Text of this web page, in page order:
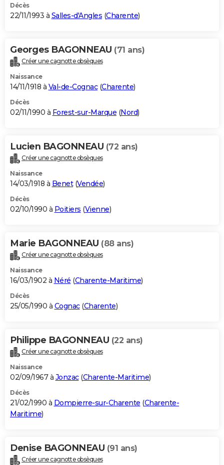
Décès
22/11/1993 à Salles-d'Angles (Charente)
Georges BAGONNEAU (71 ans)
Créer une cagnotte obsèques
Naissance
14/11/1918 à Val-de-Cognac(Charente)
Décès
02/11/1990 à Forest-sur-Marque (Nord)
Lucien BAGONNEAU (72 ans)
Créer une cagnotte obsèques
Naissance
14/03/1918 à Benet(Vendée)
Décès
02/10/1990 à Poitiers (Vienne)
Marie BAGONNEAU (88 ans)
Créer une cagnotte obsèques
Naissance
16/03/1902 à Néré (Charente-Maritime)
Décès
25/05/1990 à Cognac(Charente)
Philippe BAGONNEAU (22 ans)
Créer une cagnotte obsèques
Naissance
02/09/1967 à Jonzac(Charente-Maritime)
Décès
21/02/1990 à Dompierre-sur-Charente (Charente-
Maritime)
Denise BAGONNEAU (91 ans)
Créer une cagnotte obsèques